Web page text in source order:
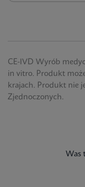
CE-IVD Wyrób
in vitro. Produkt
krajach. Produkt nie
Zjednoczonych.
Was